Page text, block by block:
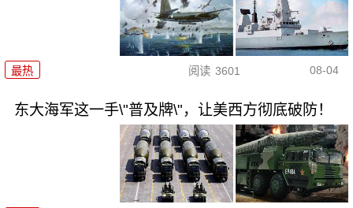
最热 阅读 3601 08-04
东大海军这一手\"普及牌\"，让美西方彻底破防！